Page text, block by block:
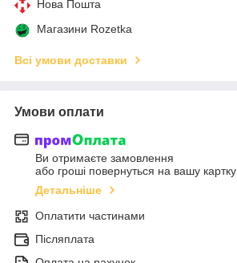
Нова Пошта
Магазини Rozetka
Всі умови доставки
Умови оплати
Ви отримаєте замовлення
або гроші повернуться на вашу картку
Детальніше
Оплатити частинами
Післяплата